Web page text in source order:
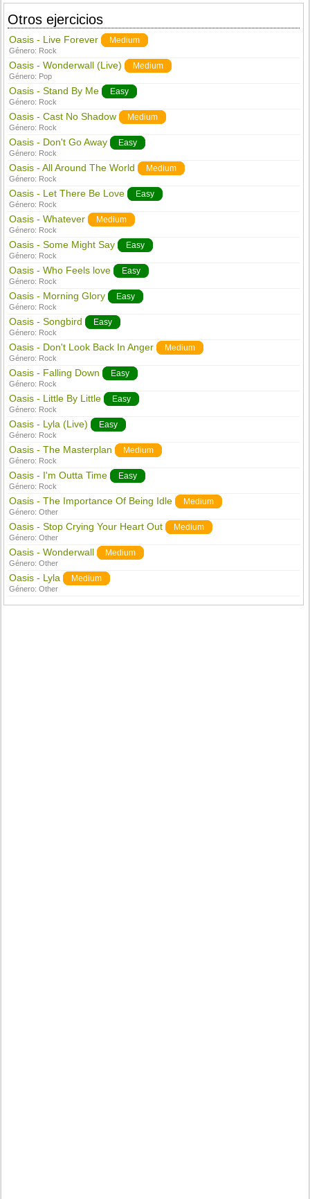
Otros ejercicios
Oasis - Live Forever Medium
Género: Rock
Oasis - Wonderwall (Live) Medium
Género: Pop
Oasis - Stand By Me Easy
Género: Rock
Oasis - Cast No Shadow Medium
Género: Rock
Oasis - Don't Go Away Easy
Género: Rock
Oasis - All Around The World Medium
Género: Rock
Oasis - Let There Be Love Easy
Género: Rock
Oasis - Whatever Medium
Género: Rock
Oasis - Some Might Say Easy
Género: Rock
Oasis - Who Feels love Easy
Género: Rock
Oasis - Morning Glory Easy
Género: Rock
Oasis - Songbird Easy
Género: Rock
Oasis - Don't Look Back In Anger Medium
Género: Rock
Oasis - Falling Down Easy
Género: Rock
Oasis - Little By Little Easy
Género: Rock
Oasis - Lyla (Live) Easy
Género: Rock
Oasis - The Masterplan Medium
Género: Rock
Oasis - I'm Outta Time Easy
Género: Rock
Oasis - The Importance Of Being Idle Medium
Género:Other
Oasis - Stop Crying Your Heart Out Medium
Género:Other
Oasis - Wonderwall Medium
Género:Other
Oasis - Lyla Medium
Género:Other